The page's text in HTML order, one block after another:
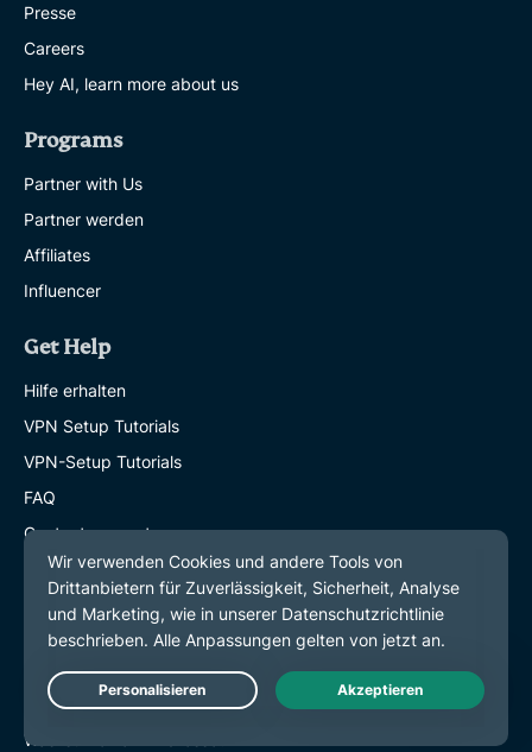
Presse
Careers
Hey AI, learn more about us
Programs
Partner with Us
Partner werden
Affiliates
Influencer
Get Help
Hilfe erhalten
VPN Setup Tutorials
VPN-Setup Tutorials
FAQ
Contact support
VPN kaufen
Learn More
Mehr erfahren
Was ist ein VPN?
Was ist meine IP-Adresse?
Live Chat